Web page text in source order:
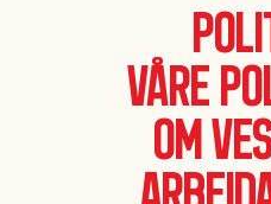
Våre
Om